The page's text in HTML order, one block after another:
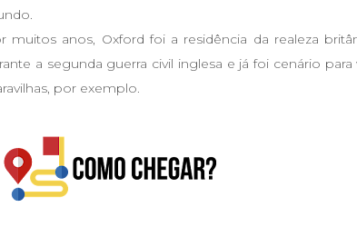
muitos anos, Oxford foi a residência da realeza
a segunda guerra civil inglesa e já foi cenário
por exemplo.